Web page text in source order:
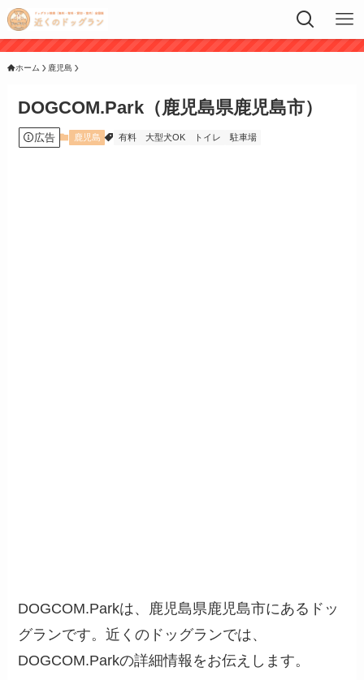
ホーム 鹿児島
DOGCOM.Park（鹿児島県鹿児島市）
広告 鹿児島 有料 大型犬OK トイレ 駐車場
DOGCOM.Parkは、鹿児島県鹿児島市にあるドッ
グランです。近くのドッグランでは、
DOGCOM.Parkの詳細情報をお伝えします。